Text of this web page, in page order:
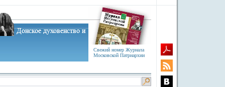
Свежий номер Журнала
Московской Патриархии